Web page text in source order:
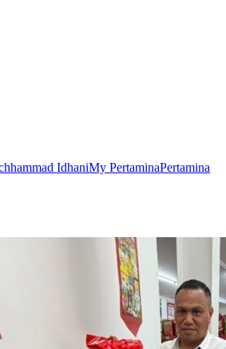
IdhaniMy PertaminaPertamina